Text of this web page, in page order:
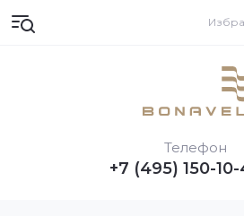
Телефон
+7 (495) 150-